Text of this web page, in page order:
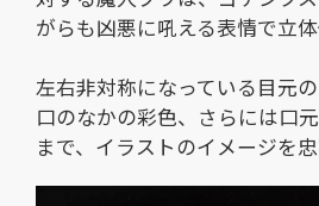
がらも凶悪に吼える表情で立体
左右非対称になっている目元
口のなかの彩色、さらには口
まで、イラストのイメージを忠